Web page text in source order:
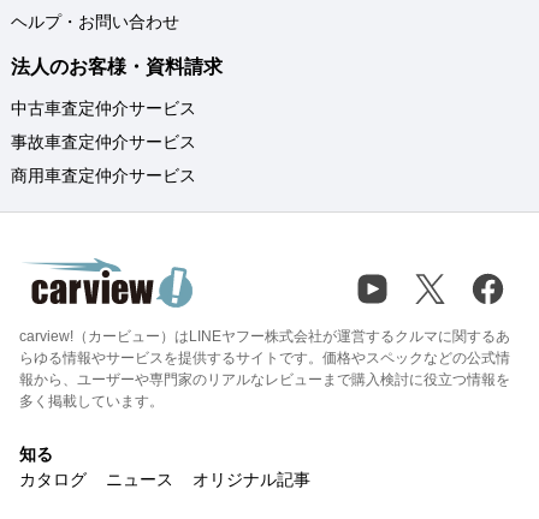
ヘルプ・お問い合わせ
法人のお客様・資料請求
中古車査定仲介サービス
事故車査定仲介サービス
商用車査定仲介サービス
carview!（カービュー）はLINEヤフー株式会社が運営するクルマに関するあ
らゆる情報やサービスを提供するサイトです。価格やスペックなどの公式情
報から、ユーザーや専門家のリアルなレビューまで購入検討に役立つ情報を
多く掲載しています。
知る
カタログ
ニュース オリジナル記事